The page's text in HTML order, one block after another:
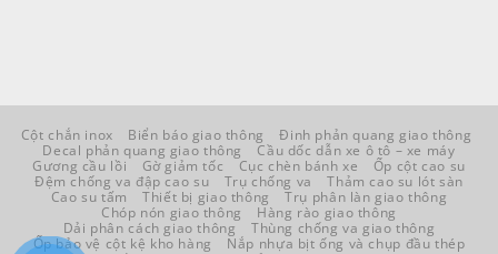
Cột chắn inox Biển báo giao thông
Đinh phản quang giao thông
Decal phản quang giao thông
Cầu dốc dẫn xe ô tô – xe máy
Gương cầu lồi
Gờ giảm tốc Cục chèn bánh xe
Ốp cột cao su
Đệm chống va đập cao su
Trụ chống va
Thảm cao su lót sàn
Cao su tấm
Thiết bị giao thông
Trụ phân làn giao thông
Chóp nón giao thông
Hàng rào giao thông
Dải phân cách giao thông
Thùng chống va giao thông
Ốp bảo vệ cột kệ kho hàng
Nắp nhựa bịt ống và chụp đầu thép